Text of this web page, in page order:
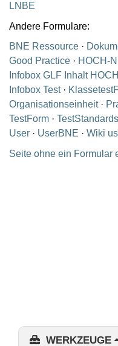
LNBE
Andere Formulare:
BNE Ressource ·
Good Practice · HOCH-
Infobox GLF Inhalt
Infobox Test ·
Organisationseinheit ·
TestForm ·
User · UserBNE · Wiki
Seite ohne ein Formular
WERKZEUGE